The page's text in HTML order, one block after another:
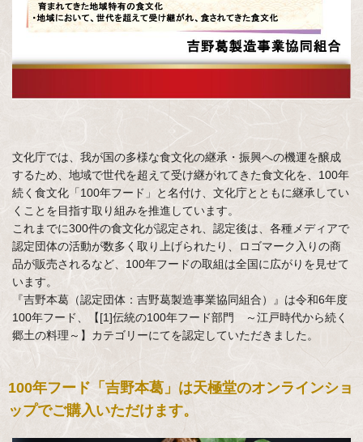
文化庁では、我が国の多様な食文化の継承・振興への機運を醸成
するため、地域で世代を超えて受け継がれてきた食文化を、100年
続く食文化「100年フード」と名付け、文化庁とともに継承してい
くことを目指す取り組みを推進しています。
これまでに300件の食文化が認定され、認定後は、各種メディアで
認定団体の活動が数多く取り上げられたり、ロゴマーク入りの商
品が販売されるなど、100年フードの取組は全国に広がりを見せて
います。
『吉野本葛（認定団体：吉野葛製造事業協同組合）』は令和6年度
100年フード、【[1]伝統の100年フード部門 ～江戸時代から続く
郷土の料理～】カテゴリーにてを認定していただきました。
100年フード「吉野本葛」は天極堂のオンラインショ
ップでご購入いただけます。